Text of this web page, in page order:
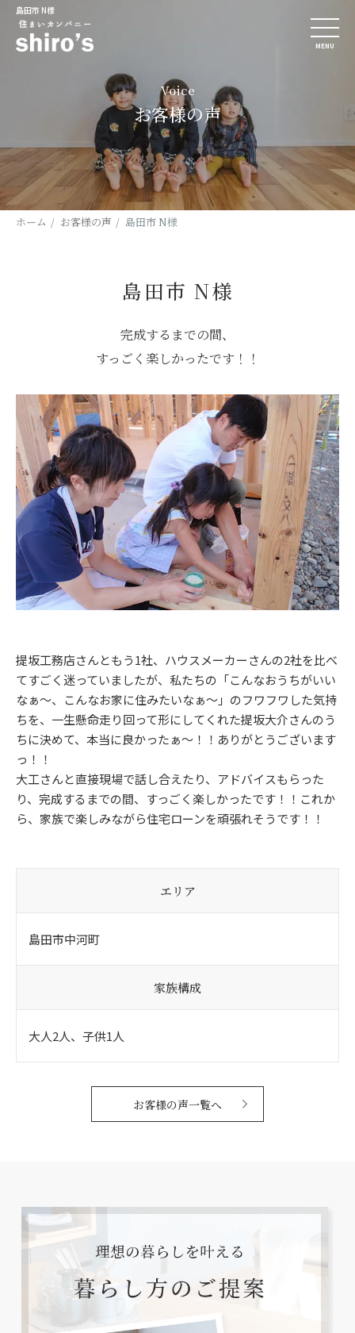
島田市 N様
MENU
Voice
お客様の声
ホーム お客様の声 島田市 N様
島田市 N様
完成するまでの間、
すっごく楽しかったです！！
提坂工務店さんともう1社、ハウスメーカーさんの2社を比べ
てすごく迷っていましたが、私たちの「こんなおうちがいい
なぁ～、こんなお家に住みたいなぁ～」のフワフワした気持
ちを、一生懸命走り回って形にしてくれた提坂大介さんのう
ちに決めて、本当に良かったぁ～！！ありがとうございます
っ！！
大工さんと直接現場で話し合えたり、アドバイスもらった
り、完成するまでの間、すっごく楽しかったです！！これか
ら、家族で楽しみながら住宅ローンを頑張れそうです！！
エリア
島田市中河町
家族構成
大人2人、子供1人
お客様の声一覧へ